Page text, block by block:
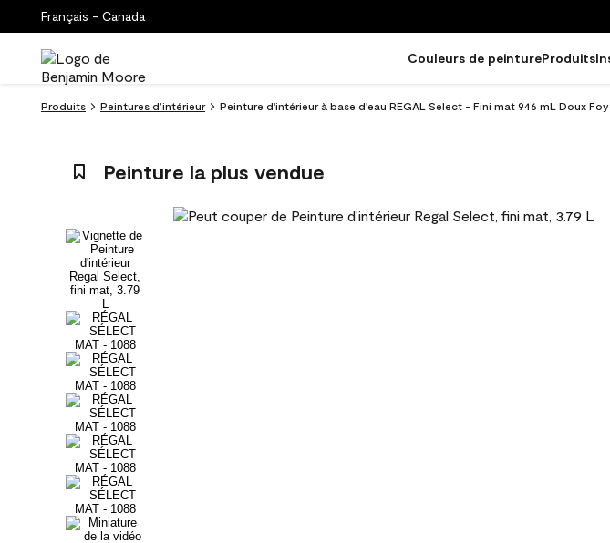
Français - Canada
Couleurs de peintureProduits
Produits Peintures d’intérieur Peinture d'intérieur à base d'eau REGAL Select - Fini mat 946 mL Doux
Peinture la plus vendue